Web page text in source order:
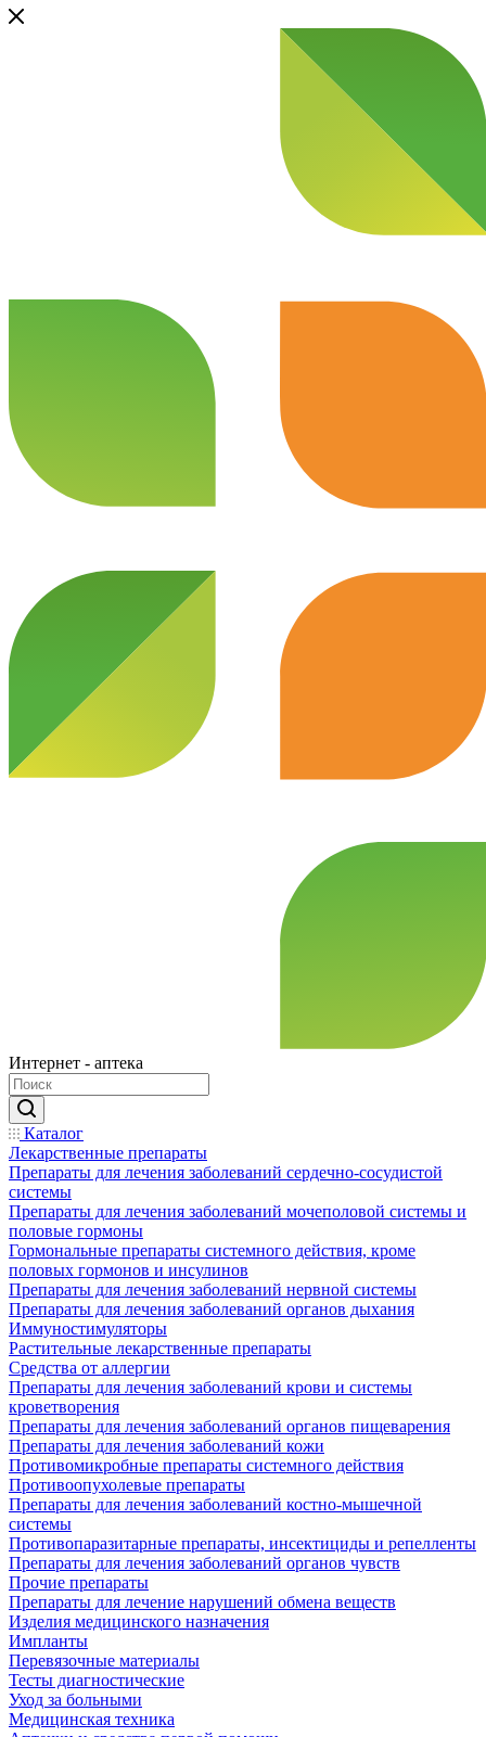
Интернет - аптека
Каталог
Лекарственные препараты
Препараты для лечения заболеваний сердечно-сосудистой
системы
Препараты для лечения заболеваний мочеполовой системы и
половые гормоны
Гормональные препараты системного действия, кроме
половых гормонов и инсулинов
Препараты для лечения заболеваний нервной системы
Препараты для лечения заболеваний органов дыхания
Иммуностимуляторы
Растительные лекарственные препараты
Средства от аллергии
Препараты для лечения заболеваний крови и системы
кроветворения
Препараты для лечения заболеваний органов пищеварения
Препараты для лечения заболеваний кожи
Противомикробные препараты системного действия
Противоопухолевые препараты
Препараты для лечения заболеваний костно-мышечной
системы
Противопаразитарные препараты, инсектициды и репелленты
Препараты для лечения заболеваний органов чувств
Прочие препараты
Препараты для лечение нарушений обмена веществ
Изделия медицинского назначения
Импланты
Перевязочные материалы
Тесты диагностические
Уход за больными
Медицинская техника